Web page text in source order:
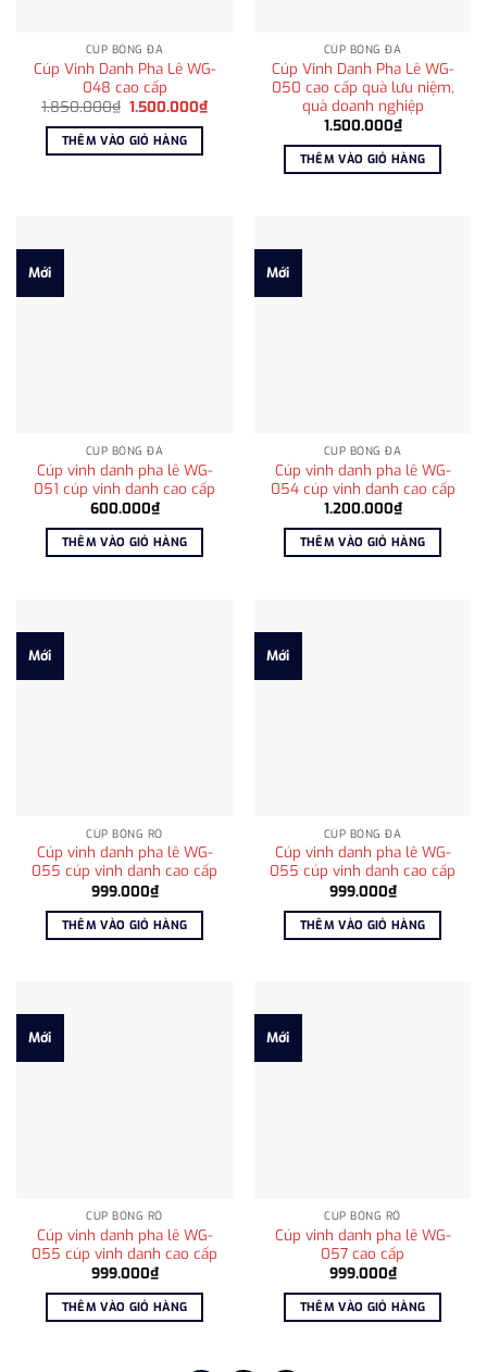
CÚP BÓNG ĐÁ
Cúp Vinh Danh Pha Lê WG-
048 cao cấp
1.850.000₫ Giá
là:
1.850.000₫.
1.500.000₫Giá
hiện
THÊM VÀO GIỎ HÀNG
CÚP BÓNG ĐÁ
Cúp Vinh Danh Pha Lê WG-
050 cao cấp quà lưu niệm,
quà doanh nghiệp
1.500.000₫
THÊM VÀO GIỎ HÀNG
Mới
CÚP BÓNG ĐÁ
Cúp vinh danh pha lê WG-
051 cúp vinh danh cao cấp
600.000₫
THÊM VÀO GIỎ HÀNG
Mới
CÚP BÓNG ĐÁ
Cúp vinh danh pha lê WG-
054 cúp vinh danh cao cấp
1.200.000₫
THÊM VÀO GIỎ HÀNG
Mới
CÚP BÓNG RỔ
Cúp vinh danh pha lê WG-
055 cúp vinh danh cao cấp
999.000₫
THÊM VÀO GIỎ HÀNG
Mới
CÚP BÓNG ĐÁ
Cúp vinh danh pha lê WG-
055 cúp vinh danh cao cấp
999.000₫
THÊM VÀO GIỎ HÀNG
Mới
CÚP BÓNG RỔ
Cúp vinh danh pha lê WG-
055 cúp vinh danh cao cấp
999.000₫
THÊM VÀO GIỎ HÀNG
Mới
CÚP BÓNG RỔ
Cúp vinh danh pha lê WG-
057 cao cấp
999.000₫
THÊM VÀO GIỎ HÀNG